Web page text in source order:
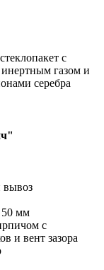
с
газом и
серебра
вывоз
50 мм
с
и вент зазора